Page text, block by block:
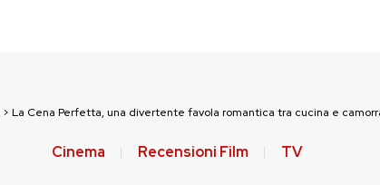
> La Cena Perfetta, una divertente favola romantica tra cucina e
Cinema Recensioni Film TV